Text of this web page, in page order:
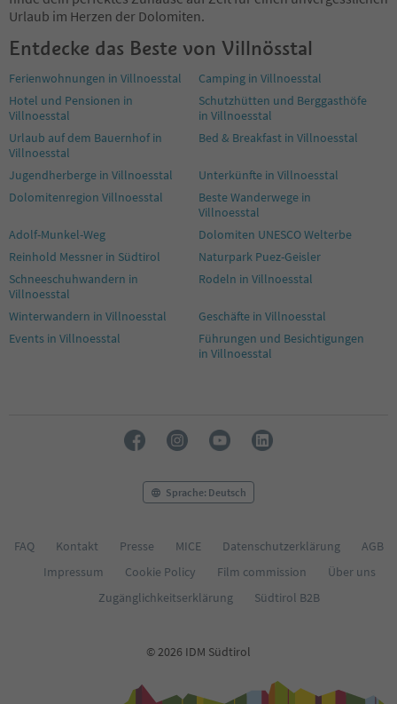
Urlaub im Herzen der Dolomiten.
Entdecke das Beste von Villnösstal
Ferienwohnungen in Villnoesstal
Camping in Villnoesstal
Hotel und Pensionen in
Villnoesstal
Schutzhütten und Berggasthöfe
in Villnoesstal
Urlaub auf dem Bauernhof in
Villnoesstal
Bed & Breakfast in Villnoesstal
Jugendherberge in Villnoesstal
Unterkünfte in Villnoesstal
Dolomitenregion Villnoesstal
Beste Wanderwege in
Villnoesstal
Adolf-Munkel-Weg
Dolomiten UNESCO Welterbe
Reinhold Messner in Südtirol
Naturpark Puez-Geisler
Schneeschuhwandern in
Villnoesstal
Rodeln in Villnoesstal
Winterwandern in Villnoesstal
Geschäfte in Villnoesstal
Events in Villnoesstal
Führungen und Besichtigungen
in Villnoesstal
Sprache: Deutsch
FAQ Kontakt Presse MICE Datenschutzerklärung
AGB
Impressum
Cookie Policy Film commission
Über uns
Zugänglichkeitserklärung
Südtirol B2B
© 2026 IDM Südtirol